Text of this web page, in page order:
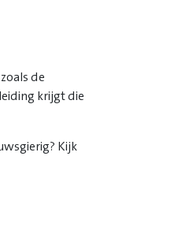
de
krijgt die
Kijk